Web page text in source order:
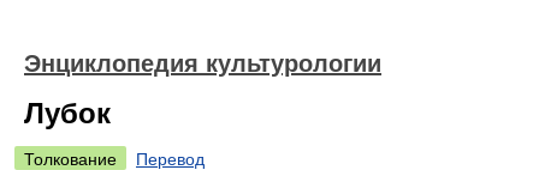
Энциклопедия культурологии
Лубок
Толкование
Перевод